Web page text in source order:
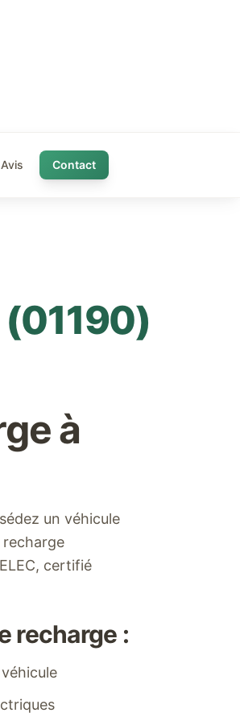
Avis Contact
(01190)
à
un véhicule
recharge
certifié
recharge :